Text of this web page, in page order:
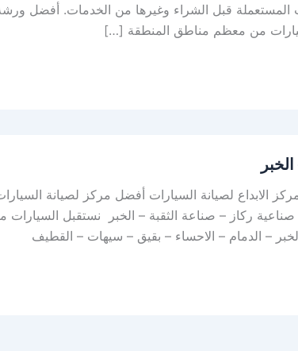
قبل الشراء وغيرها من الخدمات. أفضل
من معظم مناطق المنطقة […]
الابداع لصيانة السيارات أفضل مركز لصيانة
اتصل بنا: 0569391132 العنوان : صناعية ركاز – صناعة الثقبة – الخبر نستقبل
– الدمام – الاحساء – بقيق – سيهات – القطيف